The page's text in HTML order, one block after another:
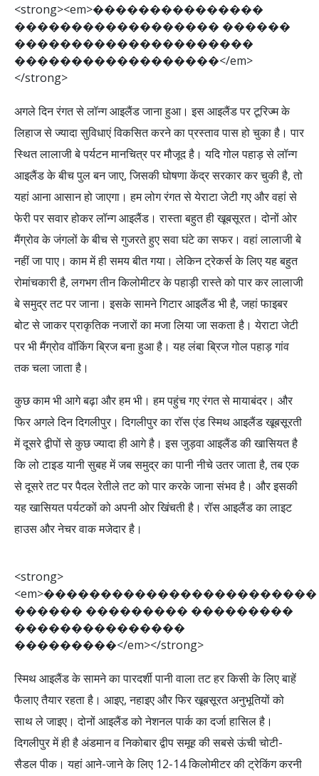
<strong><em>���������������
������������������ ������
���������������������
������������������</em>
</strong>
अगले दिन रंगत से लॉन्ग आइलैंड जाना हुआ। इस आइलैंड पर टूरिज्म के
लिहाज से ज्यादा सुविधाएं विकसित करने का प्रस्ताव पास हो चुका है। पार
स्थित लालाजी बे पर्यटन मानचित्र पर मौजूद है। यदि गोल पहाड़ से लॉन्ग
आइलैंड के बीच पुल बन जाए, जिसकी घोषणा केंद्र सरकार कर चुकी है, तो
यहां आना आसान हो जाएगा। हम लोग रंगत से येराटा जेटी गए और वहां से
फेरी पर सवार होकर लॉन्ग आइलैंड। रास्ता बहुत ही खूबसूरत। दोनों ओर
मैंग्रोव के जंगलों के बीच से गुजरते हुए सवा घंटे का सफर। वहां लालाजी बे
नहीं जा पाए। काम में ही समय बीत गया। लेकिन ट्रेकर्स के लिए यह बहुत
रोमांचकारी है, लगभग तीन किलोमीटर के पहाड़ी रास्ते को पार कर लालाजी
बे समुद्र तट पर जाना। इसके सामने गिटार आइलैंड भी है, जहां फाइबर
बोट से जाकर प्राकृतिक नजारों का मजा लिया जा सकता है। येराटा जेटी
पर भी मैंग्रोव वॉकिंग ब्रिज बना हुआ है। यह लंबा ब्रिज गोल पहाड़ गांव
तक चला जाता है।
कुछ काम भी आगे बढ़ा और हम भी। हम पहुंच गए रंगत से मायाबंदर। और
फिर अगले दिन दिगलीपुर। दिगलीपुर का रॉस एंड स्मिथ आइलैंड खूबसूरती
में दूसरे द्वीपों से कुछ ज्यादा ही आगे है। इस जुड़वा आइलैंड की खासियत है
कि लो टाइड यानी सुबह में जब समुद्र का पानी नीचे उतर जाता है, तब एक
से दूसरे तट पर पैदल रेतीले तट को पार करके जाना संभव है। और इसकी
यह खासियत पर्यटकों को अपनी ओर खिंचती है। रॉस आइलैंड का लाइट
हाउस और नेचर वाक मजेदार है।
<strong>
<em>������������������������
������ ��������� ���������
���������������
���������</em></strong>
स्मिथ आइलैंड के सामने का पारदर्शी पानी वाला तट हर किसी के लिए बाहें
फैलाए तैयार रहता है। आइए, नहाइए और फिर खूबसूरत अनुभूतियों को
साथ ले जाइए। दोनों आइलैंड को नेशनल पार्क का दर्जा हासिल है।
दिगलीपुर में ही है अंडमान व निकोबार द्वीप समूह की सबसे ऊंची चोटी-
सैडल पीक। यहां आने-जाने के लिए 12-14 किलोमीटर की ट्रेकिंग करनी